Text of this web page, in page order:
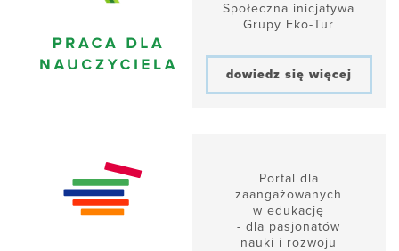
Społeczna inicjatywa
Grupy Eko-Tur
dowiedz się więcej
Portal dla
zaangażowanych
w edukację
- dla pasjonatów
nauki i rozwoju